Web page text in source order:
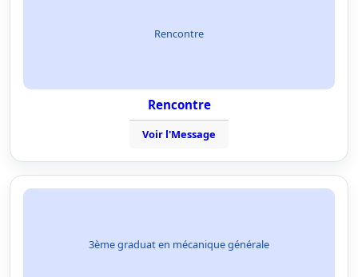
Rencontre
Rencontre
Voir l'Message
3ème graduat en mécanique générale